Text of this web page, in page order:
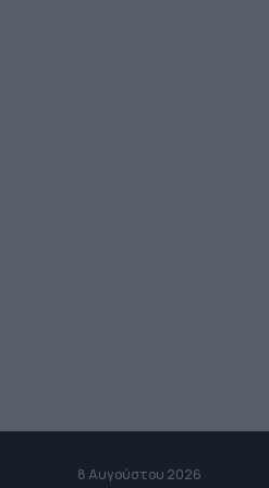
8 Αυγούστου 2026